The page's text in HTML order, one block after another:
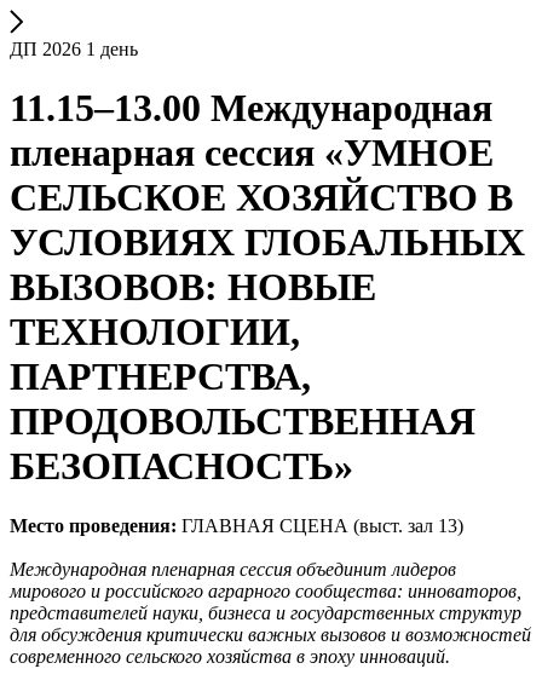
ДП 2026 1 день
11.15–13.00 Международная
пленарная сессия «УМНОЕ
СЕЛЬСКОЕ ХОЗЯЙСТВО В
УСЛОВИЯХ ГЛОБАЛЬНЫХ
ВЫЗОВОВ: НОВЫЕ
ТЕХНОЛОГИИ,
ПАРТНЕРСТВА,
ПРОДОВОЛЬСТВЕННАЯ
БЕЗОПАСНОСТЬ»
Место проведения: ГЛАВНАЯ СЦЕНА (выст. зал 13)
Международная пленарная сессия объединит лидеров
мирового и российского аграрного сообщества: инноваторов,
представителей науки, бизнеса и государственных структур
для обсуждения критически важных вызовов и возможностей
современного сельского хозяйства в эпоху инноваций.